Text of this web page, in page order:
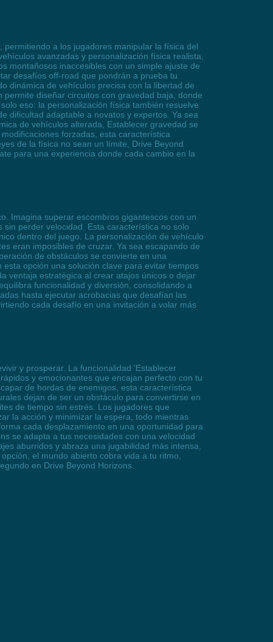
a los jugadores manipular la física del
avanzadas y personalización física realista,
montañosos inaccesibles con un simple ajuste de
desafíos off-road que pondrán a prueba tu
dinámica de vehículos precisa con la libertad de
diseñar circuitos con gravedad baja, donde
eso: la personalización física también resuelve
dificultad adaptable a novatos y expertos. Ya sea
de vehículos alterada, Establecer gravedad se
forzadas, esta característica
de la física no sean un límite, Drive Beyond
para una experiencia donde cada cambio en la
Imagina superar escombros gigantescos con un
perder velocidad. Esta característica no solo
dentro del juego. La personalización de vehículo
eran imposibles de cruzar. Ya sea escapando de
de obstáculos se convierte en una
opción una solución clave para evitar tiempos
ventaja estratégica al crear atajos únicos o dejar
funcionalidad y diversión, consolidando a
hasta ejecutar acrobacias que desafían las
cada desafío en una invitación a volar más
y prosperar. La funcionalidad 'Establecer
y emocionantes que encajan perfecto con tu
de hordas de enemigos, esta característica
dejan de ser un obstáculo para convertirse en
de tiempo sin estrés. Los jugadores que
la acción y minimizar la espera, todo mientras
cada desplazamiento en una oportunidad para
se adapta a tus necesidades con una velocidad
aburridos y abraza una jugabilidad más intensa,
el mundo abierto cobra vida a tu ritmo,
en Drive Beyond Horizons.